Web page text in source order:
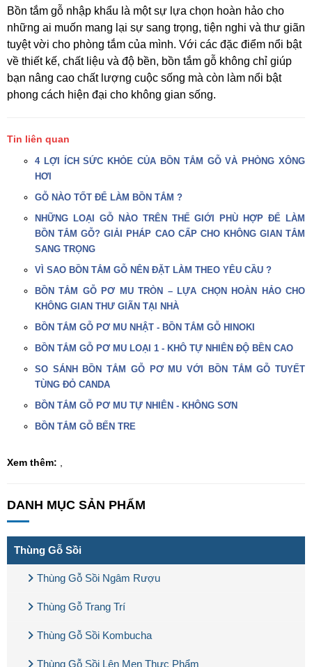
Bồn tắm gỗ nhập khẩu là một sự lựa chọn hoàn hảo cho
những ai muốn mang lại sự sang trọng, tiện nghi và thư giãn
tuyệt vời cho phòng tắm của mình. Với các đặc điểm nổi bật
về thiết kế, chất liệu và độ bền, bồn tắm gỗ không chỉ giúp
bạn nâng cao chất lượng cuộc sống mà còn làm nổi bật
phong cách hiện đại cho không gian sống.
Tin liên quan
4 LỢI ÍCH SỨC KHỎE CỦA BỒN TẮM GỖ VÀ PHÒNG XÔNG
HƠI
GỖ NÀO TỐT ĐỂ LÀM BỒN TẮM ?
NHỮNG LOẠI GỖ NÀO TRÊN THẾ GIỚI PHÙ HỢP ĐỂ LÀM
BỒN TẮM GỖ? GIẢI PHÁP CAO CẤP CHO KHÔNG GIAN TẮM
SANG TRỌNG
VÌ SAO BỒN TẮM GỖ NÊN ĐẶT LÀM THEO YÊU CẦU ?
BỒN TẮM GỖ PƠ MU TRÒN – LỰA CHỌN HOÀN HẢO CHO
KHÔNG GIAN THƯ GIÃN TẠI NHÀ
BỒN TẮM GỖ PƠ MU NHẬT - BỒN TẮM GỖ HINOKI
BỒN TẮM GỖ PƠ MU LOẠI 1 - KHÔ TỰ NHIÊN ĐỘ BỀN CAO
SO SÁNH BỒN TẮM GỖ PƠ MU VỚI BỒN TẮM GỖ TUYẾT
TÙNG ĐỎ CANDA
BỒN TẮM GỖ PƠ MU TỰ NHIÊN - KHÔNG SƠN
BỒN TẮM GỖ BẾN TRE
Xem thêm:
DANH MỤC SẢN PHẨM
Thùng Gỗ Sồi
Thùng Gỗ Sồi Ngâm Rượu
Thùng Gỗ Trang Trí
Thùng Gỗ Sồi Kombucha
Thùng Gỗ Sồi Lên Men Thực Phẩm